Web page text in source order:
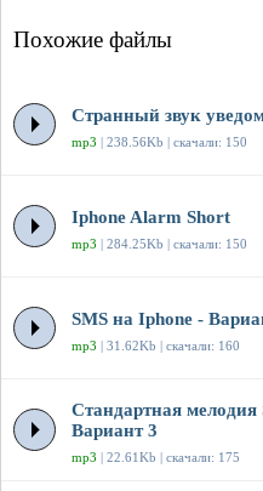
Похожие файлы
Странный звук
mp3 | 238.56Kb | скачали: 150
Iphone Alarm Short
mp3 | 284.25Kb | скачали: 150
SMS на Iphone -
mp3 | 31.62Kb | скачали: 160
Стандартная мелодия
Вариант 3
mp3 | 22.61Kb | скачали: 175